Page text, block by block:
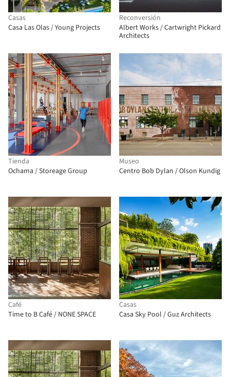
Casas
Casa Las Olas / Young Projects
Reconversión
Albert Works / Cartwright Pickard
Architects
Tienda
Ochama / Storeage Group
Museo
Centro Bob Dylan / Olson Kundig
Café
Time to B Café / NONE SPACE
Casas
Casa Sky Pool / Guz Architects